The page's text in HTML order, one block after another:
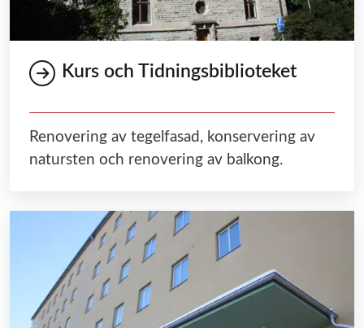
Kurs och Tidningsbiblioteket
Renovering av tegelfasad, konservering av
natursten och renovering av balkong.